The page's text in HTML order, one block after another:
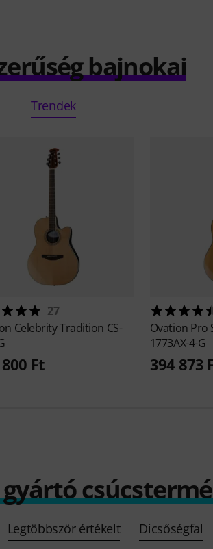
bajnokai
Trendek
27
Celebrity Tradition CS-
Ft
Ovation Pro
1773AX-4-G
394 873
Legtöbbször értékelt Dicsőségfal